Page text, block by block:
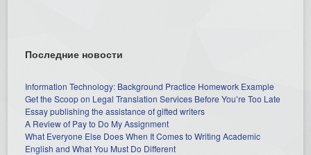
Последние новости
Information Technology: Background Practice Homework Example
Get the Scoop on Legal Translation Services Before You’re Too Late
Essay publishing the assistance of gifted writers
A Review of Pay to Do My Assignment
What Everyone Else Does When It Comes to Writing Academic
English and What You Must Do Different